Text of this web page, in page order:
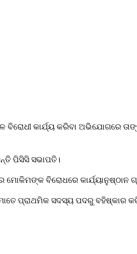
ବିରୋଧୀ କାର୍ଯ୍ୟ କରିବା ଅଭିଯୋଗରେ
ପିସିସି ସଭାପତି।
ବିରୋଧରେ କାର୍ଯ୍ୟାନୁଷ୍ଠାନ
ପ୍ରାଥମିକ ସଦସ୍ୟ ପଦରୁ ବହିଷ୍କାର